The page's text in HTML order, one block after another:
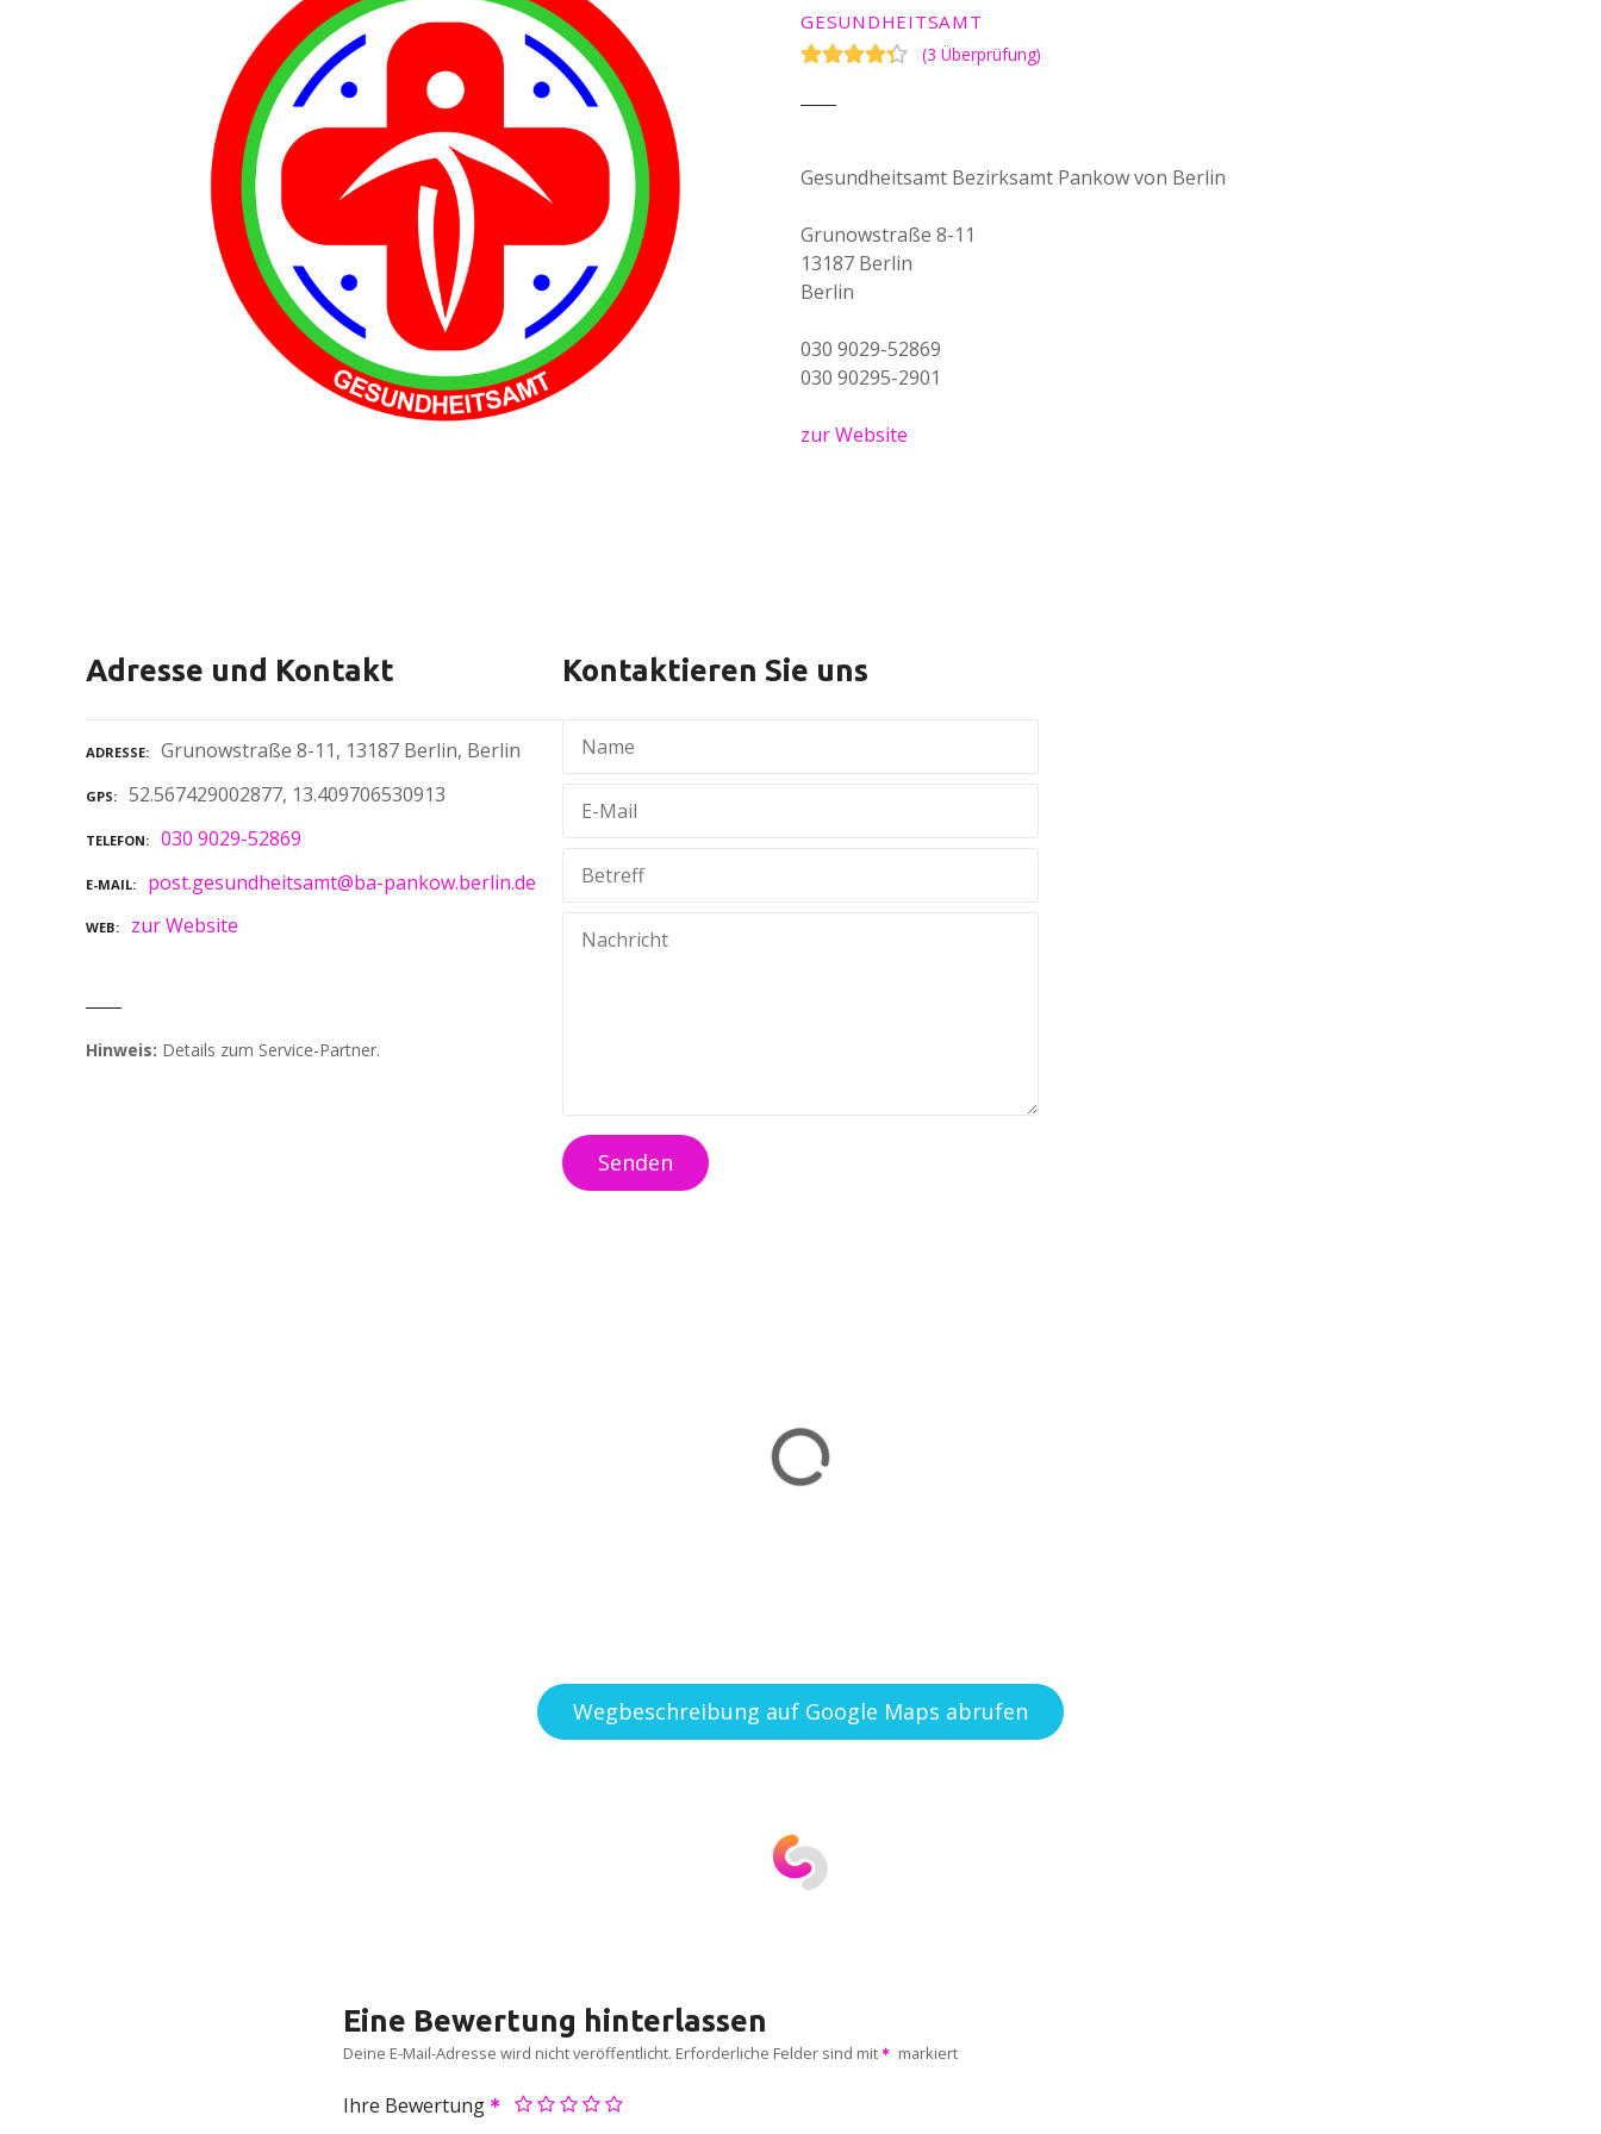
GESUNDHEITSAMT
(3 Überprüfung)
Gesundheitsamt Bezirksamt Pankow von Berlin
Grunowstraße 8-11
13187 Berlin
Berlin
030 9029-52869
030 90295-2901
zur Website
Adresse und Kontakt
ADRESSE Grunowstraße 8-11, 13187 Berlin, Berlin
GPS 52.567429002877, 13.409706530913
TELEFON 030 9029-52869
E-MAIL post.gesundheitsamt@ba-pankow.berlin.de
WEB zur Website
Hinweis: Details zum Service-Partner.
Kontaktieren Sie uns
Senden
Wegbeschreibung auf Google Maps abrufen
Eine Bewertung hinterlassen
Deine E-Mail-Adresse wird nicht veröffentlicht. Erforderliche Felder sind mit markiert
Ihre Bewertung